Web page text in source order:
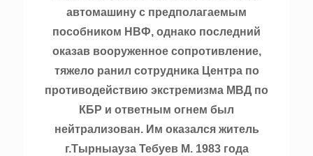
автомашину с предполагаемым
пособником НВФ, однако последний
оказав вооруженное сопротивление,
тяжело ранил сотрудника Центра по
противодействию экстремизма МВД по
КБР и ответным огнем был
нейтрализован. Им оказался житель
г.Тырныауза Тебуев М. 1983 года